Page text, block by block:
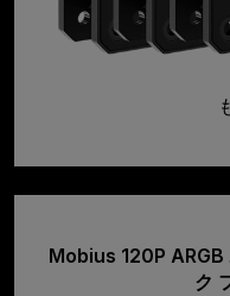
Mobius 120P ARGB
ク